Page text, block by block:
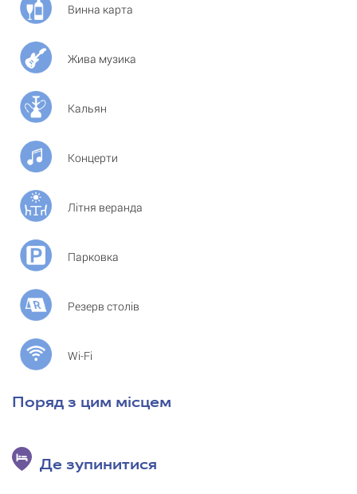
Винна карта
Жива музика
Кальян
Концерти
Літня веранда
Парковка
Резерв столів
Wi-Fi
Поряд з цим місцем
Де зупинитися